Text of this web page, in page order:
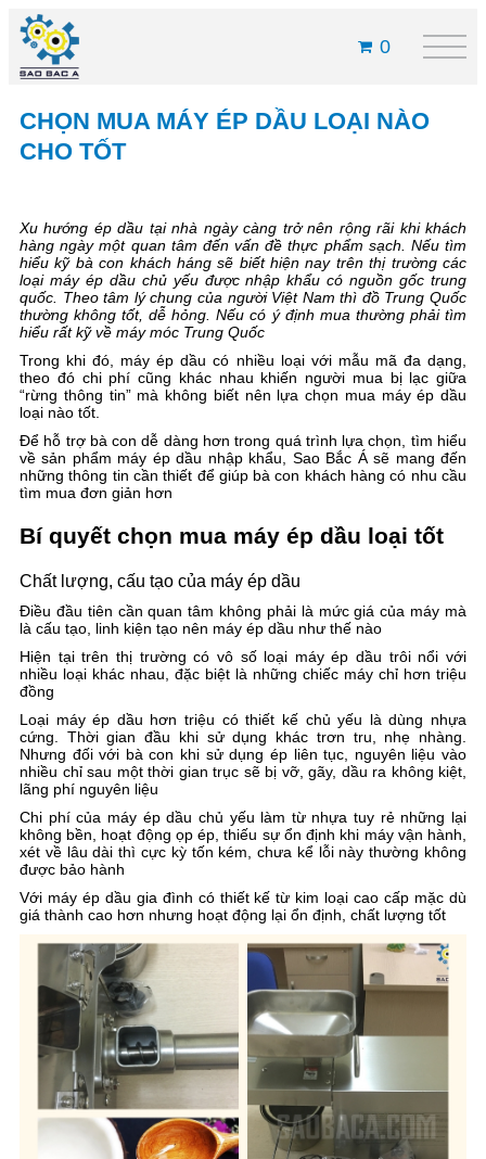
0
CHỌN MUA MÁY ÉP DẦU LOẠI NÀO
CHO TỐT
Xu hướng ép dầu tại nhà ngày càng trở nên rộng rãi khi khách
hàng ngày một quan tâm đến vấn đề thực phẩm sạch. Nếu tìm
hiểu kỹ bà con khách háng sẽ biết hiện nay trên thị trường các
loại máy ép dầu chủ yếu được nhập khẩu có nguồn gốc trung
quốc. Theo tâm lý chung của người Việt Nam thì đồ Trung Quốc
thường không tốt, dễ hỏng. Nếu có ý định mua thường phải tìm
hiểu rất kỹ về máy móc Trung Quốc
Trong khi đó, máy ép dầu có nhiều loại với mẫu mã đa dạng,
theo đó chi phí cũng khác nhau khiến người mua bị lạc giữa
“rừng thông tin” mà không biết nên lựa chọn mua máy ép dầu
loại nào tốt.
Để hỗ trợ bà con dễ dàng hơn trong quá trình lựa chọn, tìm hiểu
về sản phẩm máy ép dầu nhập khẩu, Sao Bắc Á sẽ mang đến
những thông tin cần thiết để giúp bà con khách hàng có nhu cầu
tìm mua đơn giản hơn
Bí quyết chọn mua máy ép dầu loại tốt
Chất lượng, cấu tạo của máy ép dầu
Điều đầu tiên cần quan tâm không phải là mức giá của máy mà
là cấu tạo, linh kiện tạo nên máy ép dầu như thế nào
Hiện tại trên thị trường có vô số loại máy ép dầu trôi nổi với
nhiều loại khác nhau, đặc biệt là những chiếc máy chỉ hơn triệu
đồng
Loại máy ép dầu hơn triệu có thiết kế chủ yếu là dùng nhựa
cứng. Thời gian đầu khi sử dụng khác trơn tru, nhẹ nhàng.
Nhưng đối với bà con khi sử dụng ép liên tục, nguyên liệu vào
nhiều chỉ sau một thời gian trục sẽ bị vỡ, gãy, dầu ra không kiệt,
lãng phí nguyên liệu
Chi phí của máy ép dầu chủ yếu làm từ nhựa tuy rẻ những lại
không bền, hoạt động ọp ép, thiếu sự ổn định khi máy vận hành,
xét về lâu dài thì cực kỳ tốn kém, chưa kể lỗi này thường không
được bảo hành
Với máy ép dầu gia đình có thiết kế từ kim loại cao cấp mặc dù
giá thành cao hơn nhưng hoạt động lại ổn định, chất lượng tốt